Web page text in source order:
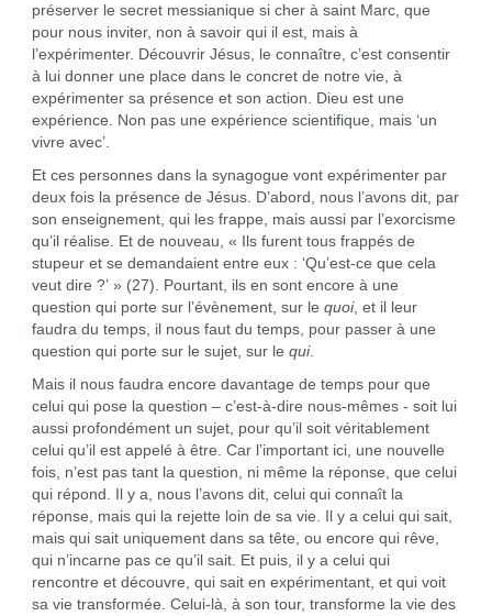
préserver le secret messianique si cher à saint Marc, que
pour nous inviter, non à savoir qui il est, mais à
l’expérimenter. Découvrir Jésus, le connaître, c’est consentir
à lui donner une place dans le concret de notre vie, à
expérimenter sa présence et son action. Dieu est une
expérience. Non pas une expérience scientifique, mais ‘un
vivre avec’.
Et ces personnes dans la synagogue vont expérimenter par
deux fois la présence de Jésus. D’abord, nous l’avons dit, par
son enseignement, qui les frappe, mais aussi par l’exorcisme
qu’il réalise. Et de nouveau, « Ils furent tous frappés de
stupeur et se demandaient entre eux : ‘Qu’est-ce que cela
veut dire ?’ » (27). Pourtant, ils en sont encore à une
question qui porte sur l’évènement, sur le quoi, et il leur
faudra du temps, il nous faut du temps, pour passer à une
question qui porte sur le sujet, sur le qui.
Mais il nous faudra encore davantage de temps pour que
celui qui pose la question – c’est-à-dire nous-mêmes - soit lui
aussi profondément un sujet, pour qu’il soit véritablement
celui qu’il est appelé à être. Car l’important ici, une nouvelle
fois, n’est pas tant la question, ni même la réponse, que celui
qui répond. Il y a, nous l’avons dit, celui qui connaît la
réponse, mais qui la rejette loin de sa vie. Il y a celui qui sait,
mais qui sait uniquement dans sa tête, ou encore qui rêve,
qui n’incarne pas ce qu’il sait. Et puis, il y a celui qui
rencontre et découvre, qui sait en expérimentant, et qui voit
sa vie transformée. Celui-là, à son tour, transforme la vie des